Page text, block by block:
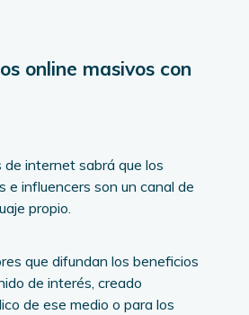
online masivos con
internet sabrá que los
e influencers son un canal de
propio.
que difundan los beneficios
de interés, creado
de ese medio o para los